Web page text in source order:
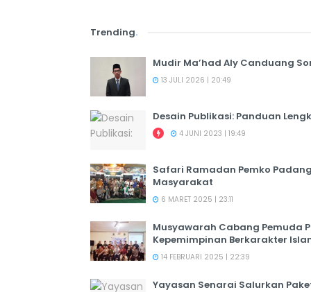
Trending.
Mudir Ma’had Aly Canduang
13 JULI 2026 | 20:49
Desain Publikasi: Panduan
4 JUNI 2023 | 19:49
Safari Ramadan Pemko
Masyarakat
6 MARET 2025 | 23:11
Musyawarah Cabang Pemuda
Kepemimpinan Berkarakter
14 FEBRUARI 2025 | 22:39
Yayasan Senarai Salurkan